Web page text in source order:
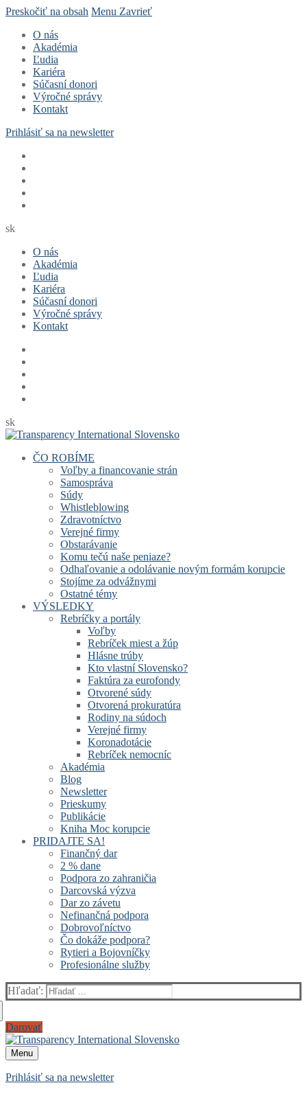
Preskočiť na obsah Menu Zavrieť
O nás
Akadémia
Ľudia
Kariéra
Súčasní donori
Výročné správy
Kontakt
Prihlásiť sa na newsletter
sk
O nás
Akadémia
Ľudia
Kariéra
Súčasní donori
Výročné správy
Kontakt
sk
ČO ROBÍME
Voľby a financovanie strán
Samospráva
Súdy
Whistleblowing
Zdravotníctvo
Verejné firmy
Obstarávanie
Komu tečú naše peniaze?
Odhaľovanie a odolávanie novým formám korupcie
Stojíme za odvážnymi
Ostatné témy
VÝSLEDKY
Rebríčky a portály
Voľby
Rebríček miest a žúp
Hlásne trúby
Kto vlastní Slovensko?
Faktúra za eurofondy
Otvorené súdy
Otvorená prokuratúra
Rodiny na súdoch
Verejné firmy
Koronadotácie
Rebríček nemocníc
Akadémia
Blog
Newsletter
Prieskumy
Publikácie
Kniha Moc korupcie
PRIDAJTE SA!
Finančný dar
2 % dane
Podpora zo zahraničia
Darcovská výzva
Dar zo závetu
Nefinančná podpora
Dobrovoľníctvo
Čo dokáže podpora?
Rytieri a Bojovníčky
Profesionálne služby
Hľadať:
Darovať
Menu
Prihlásiť sa na newsletter